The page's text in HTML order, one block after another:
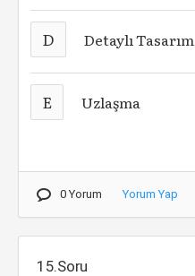
D Detaylı Tasarım
E Uzlaşma
0 Yorum Yorum Yap
15.Soru